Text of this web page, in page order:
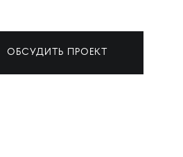
ОБСУДИТЬ ПРОЕКТ